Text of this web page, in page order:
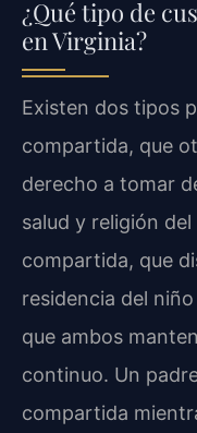
¿Qué tipo de
en Virginia?
Existen dos tipos
compartida, que
derecho a tomar
salud y religión
compartida, que
residencia del
que ambos
continuo. Un
compartida